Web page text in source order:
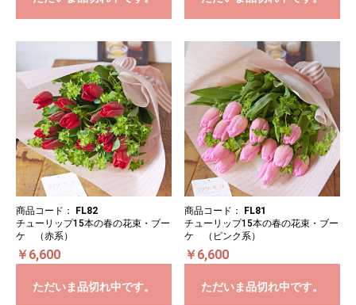
商品コード：
FL82
チューリップ15本の春の花束・ブー
ケ （赤系）
￥6,600
ただいま品切れ中です。
商品コード：
FL81
チューリップ15本の春の花束・ブー
ケ （ピンク系）
￥6,600
ただいま品切れ中です。